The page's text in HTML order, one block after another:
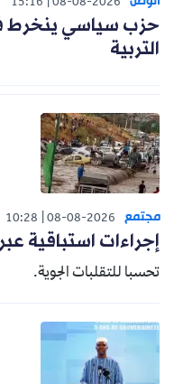
08-08-2026
15:16
حزب سياسي ينخرط
التربية
مجتمع 08-08-2026
10:28
إجراءات استباقية عبر
تحسبا للتقلبات الجوية.